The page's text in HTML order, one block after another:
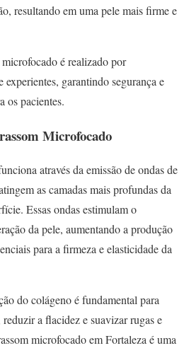
resultando em uma pele mais firme e
é realizado por
garantindo segurança e
os pacientes.
Microfocado
através da emissão de ondas de
as camadas mais profundas da
Essas ondas estimulam o
da pele, aumentando a produção
para a firmeza e elasticidade da
do colágeno é fundamental para
a flacidez e suavizar rugas e
microfocado em Fortaleza é uma